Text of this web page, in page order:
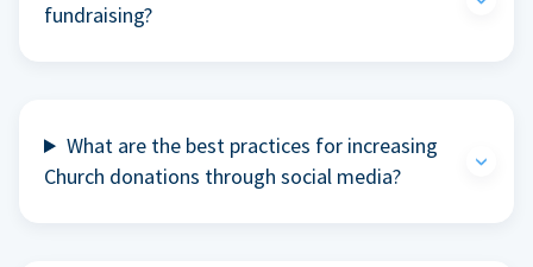
fundraising?
What are the best practices for increasing
Church donations through social media?